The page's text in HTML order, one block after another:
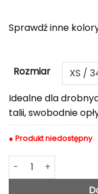
Sprawdź inne
Rozmiar
Idealne dla
talii, swobodnie
● Produkt niedostępny
ilość Beżowe